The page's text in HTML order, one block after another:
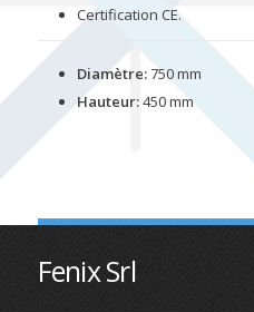
Certification CE.
Diamètre:750 mm
Hauteur:450 mm
Fenix Srl